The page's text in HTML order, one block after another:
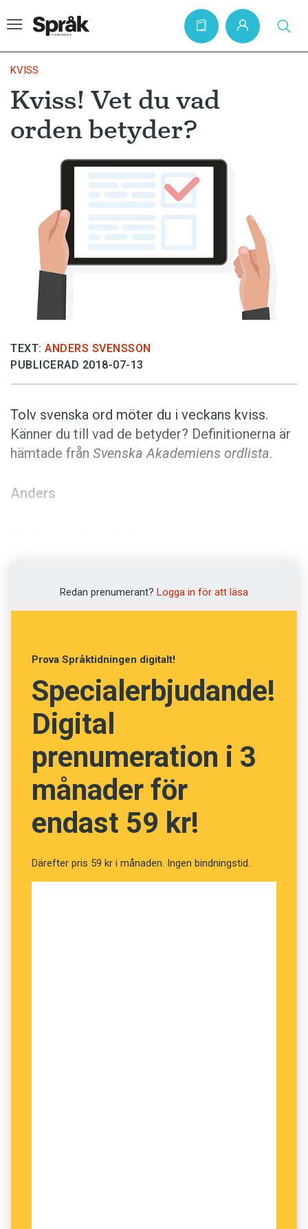
Hem
Artiklar
Krönikor
Språkfrågor
Skrivtips
Bokrecensioner
Kviss
Podden
Anmäl till språkpolisen
Annonsera
Läs Språktidningen digitalt
Press
KVISS
Kviss! Vet du vad
orden betyder?
TEXT: ANDERS SVENSSON
PUBLICERAD 2018-07-13
Tolv svenska ord möter du i veckans kviss.
Känner du till vad de betyder? Definitionerna är
hämtade från Svenska Akademiens ordlista.
Anders
(Kviss #81)
Fråga 13av24
Uppskärrad
Fräck
Oroad
Exalterad
Redan prenumerant? Logga in för att läsa
Prova Språktidningen digitalt!
Specialerbjudande!
Digital
prenumeration i 3
månader för
endast 59 kr!
Därefter pris 59 kr i månaden. Ingen bindningstid.